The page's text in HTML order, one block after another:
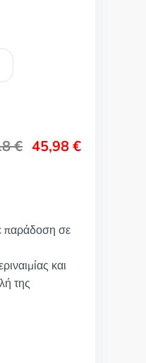
€ 45,98€
παράδοση σε
και
της